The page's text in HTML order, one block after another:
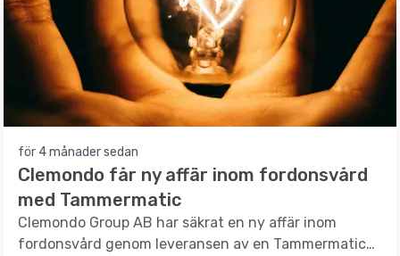
för 4 månader sedan
Clemondo får ny affär inom fordonsvård
med Tammermatic
Clemondo Group AB har säkrat en ny affär inom
fordonsvård genom leveransen av en Tammermatic